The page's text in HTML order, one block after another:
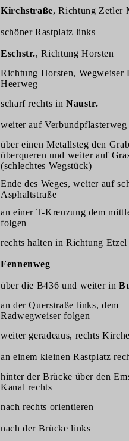
Kirchstraße, Richtung Zetler
schöner Rastplatz links
Eschstr., Richtung Horsten
Richtung Horsten, Wegweiser
Heerweg
scharf rechts in Naustr.
weiter auf Verbundpflasterweg
über einen Metallsteg den
überqueren und weiter auf
(schlechtes Wegstück)
Ende des Weges, weiter auf
Asphaltstraße
an einer T-Kreuzung dem
folgen
rechts halten in Richtung Etzel
Fennenweg
über die B436 und weiter in
an der Querstraße links, dem
Radwegweiser folgen
weiter geradeaus, rechts
an einem kleinen Rastplatz
hinter der Brücke über den
Kanal rechts
nach rechts orientieren
nach der Brücke links